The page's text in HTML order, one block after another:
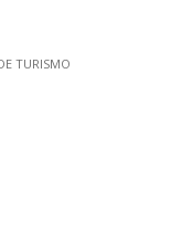
TURISMO